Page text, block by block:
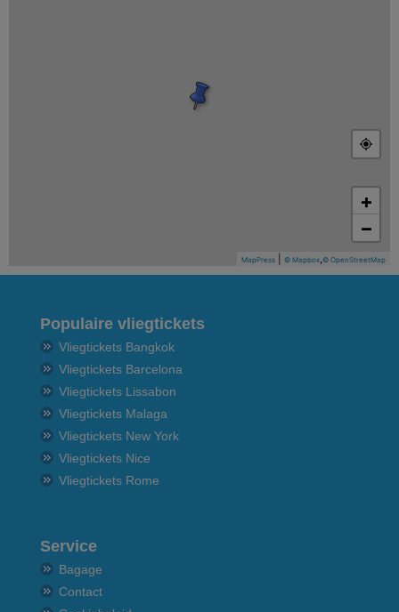
+
−
MapPress © Mapbox © OpenStreetMap
Populaire vliegtickets
Vliegtickets Bangkok
Vliegtickets Barcelona
Vliegtickets Lissabon
Vliegtickets Malaga
Vliegtickets New York
Vliegtickets Nice
Vliegtickets Rome
Service
Bagage
Contact